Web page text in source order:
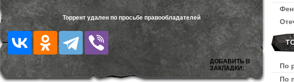
Торрент удален по просьбе правообладателей
ДОБАВИТЬ В
ЗАКЛАДКИ:
По
По